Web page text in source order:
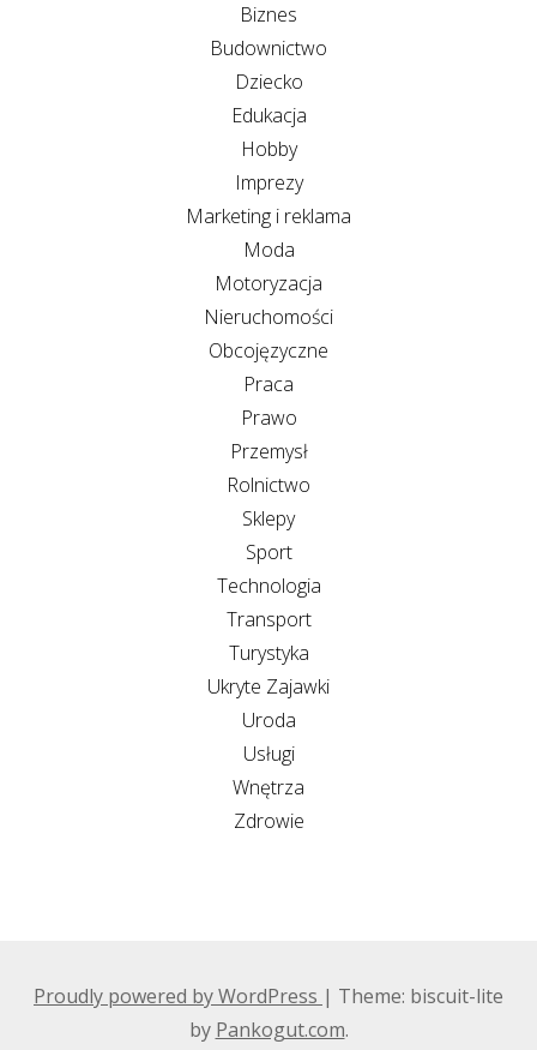
Biznes
Budownictwo
Dziecko
Edukacja
Hobby
Imprezy
Marketing i reklama
Moda
Motoryzacja
Nieruchomości
Obcojęzyczne
Praca
Prawo
Przemysł
Rolnictwo
Sklepy
Sport
Technologia
Transport
Turystyka
Ukryte Zajawki
Uroda
Usługi
Wnętrza
Zdrowie
Proudly powered by WordPress | Theme: biscuit-lite
by Pankogut.com.